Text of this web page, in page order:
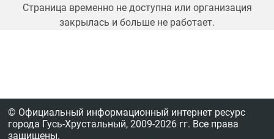
Страница временно не доступна или организация
закрылась и больше не работает.
© Официальный информационный интернет ресурс
города Гусь-Хрустальный, 2009-2026 гг. Все права
защищены.